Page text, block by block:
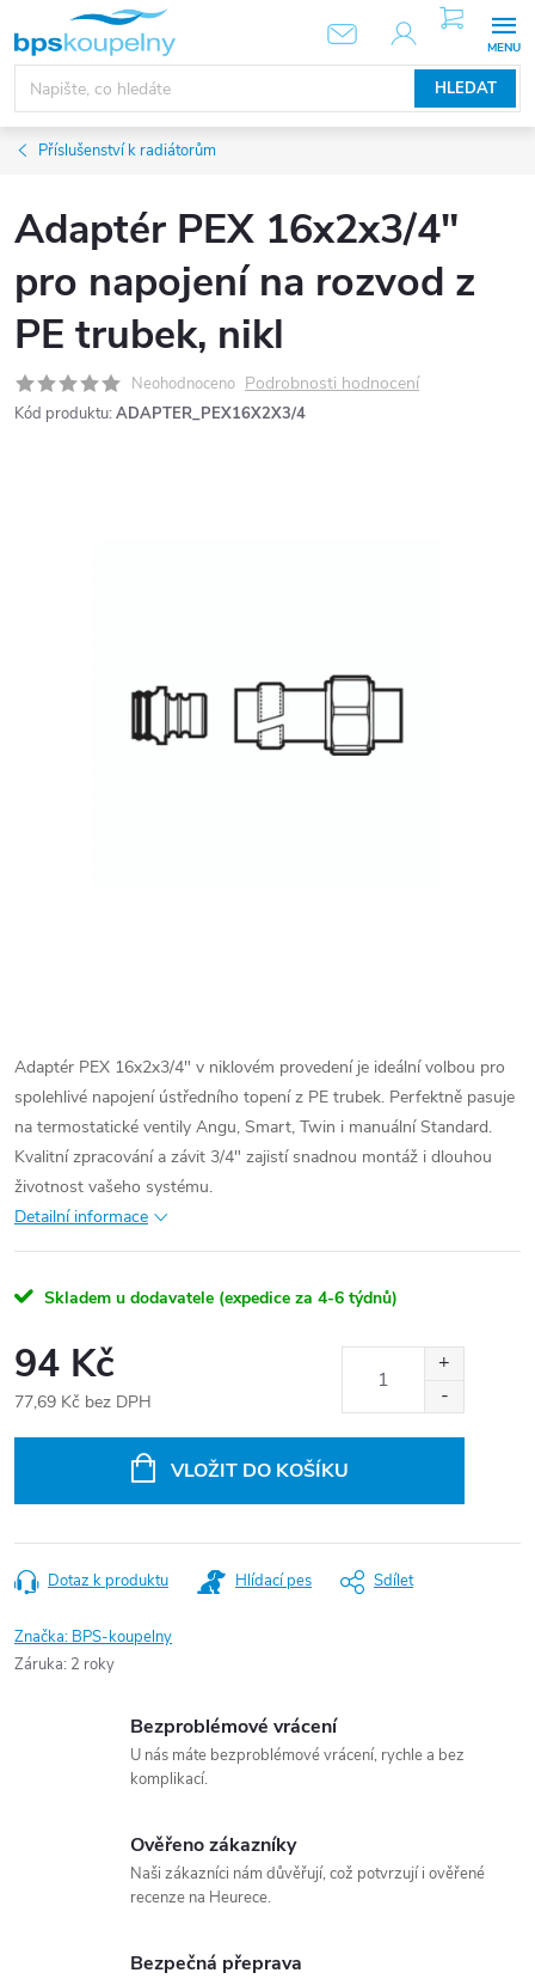
obsah
HLEDAT
NÁKUPNÍ
KOŠÍK
Příslušenství k radiátorům
Adaptér PEX 16x2x3/4"
pro napojení na rozvod z
PE trubek, nikl
Neohodnoceno Podrobnosti hodnocení
Kód produktu: ADAPTER_PEX16X2X3/4
Adaptér PEX 16x2x3/4" v niklovém provedení je ideální volbou pro
spolehlivé napojení ústředního topení z PE trubek. Perfektně pasuje
na termostatické ventily Angu, Smart, Twin i manuální Standard.
Kvalitní zpracování a závit 3/4" zajistí snadnou montáž i dlouhou
životnost vašeho systému.
Detailní informace
Skladem u dodavatele (expedice za 4-6 týdnů)
94 Kč
77,69 Kč bez DPH
VLOŽIT DO KOŠÍKU
Dotaz k produktu Hlídací pes Sdílet
Značka: BPS-koupelny
Záruka: 2 roky
Bezproblémové vrácení
U nás máte bezproblémové vrácení, rychle a bez
komplikací.
Ověřeno zákazníky
Naši zákazníci nám důvěřují, což potvrzují i ověřené
recenze na Heurece.
Bezpečná přeprava